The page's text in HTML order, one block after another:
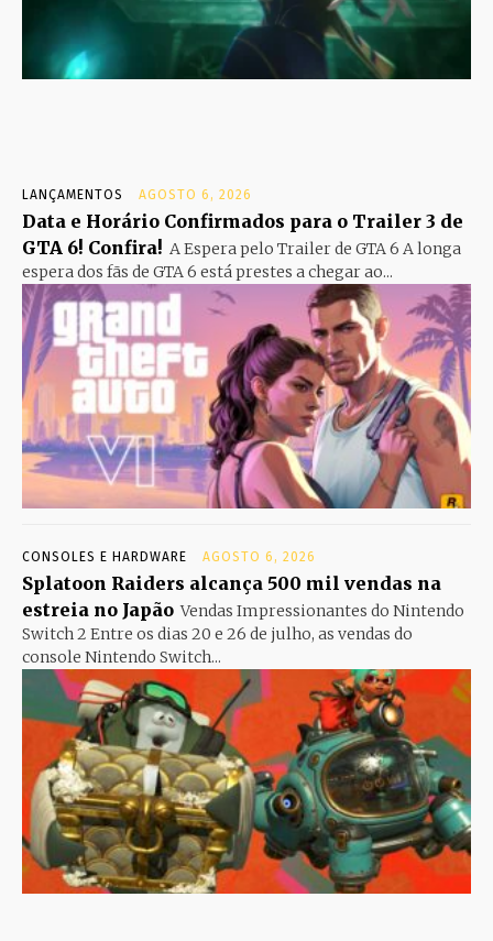
LANÇAMENTOS AGOSTO 6, 2026
Data e Horário Confirmados para o Trailer 3 de
GTA 6! Confira! A Espera pelo Trailer de GTA 6 A longa
espera dos fãs de GTA 6 está prestes a chegar ao...
CONSOLES E HARDWARE AGOSTO 6, 2026
Splatoon Raiders alcança 500 mil vendas na
estreia no Japão Vendas Impressionantes do Nintendo
Switch 2 Entre os dias 20 e 26 de julho, as vendas do
console Nintendo Switch...